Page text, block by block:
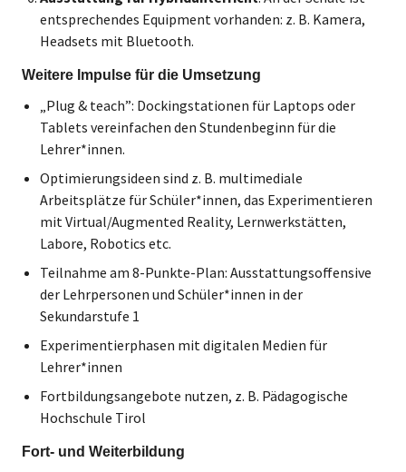
entsprechendes Equipment vorhanden: z. B. Kamera,
Headsets mit Bluetooth.
Weitere Impulse für die Umsetzung
„Plug & teach”: Dockingstationen für Laptops oder
Tablets vereinfachen den Stundenbeginn für die
Lehrer*innen.
Optimierungsideen sind z. B. multimediale
Arbeitsplätze für Schüler*innen, das Experimentieren
mit Virtual/Augmented Reality, Lernwerkstätten,
Labore, Robotics etc.
Teilnahme am 8-Punkte-Plan: Ausstattungsoffensive
der Lehrpersonen und Schüler*innen in der
Sekundarstufe 1
Experimentierphasen mit digitalen Medien für
Lehrer*innen
Fortbildungsangebote nutzen, z. B. Pädagogische
Hochschule Tirol
Fort- und Weiterbildung